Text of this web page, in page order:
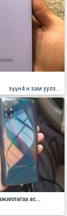
a51 2симтэй ажиллагаа асуудалгүй кэсс usb дагана